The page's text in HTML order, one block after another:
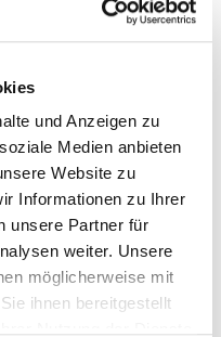
und Anzeigen zu
Medien anbieten
Website zu
Informationen zu Ihrer
unsere Partner für
weiter. Unsere
möglicherweise mit
ihnen bereitgestellt
Mainz / Finthen
/ Marienborn
Mainz Kostheim
Nackenheim
Oppenheim
Wiesbaden Wörrstadt